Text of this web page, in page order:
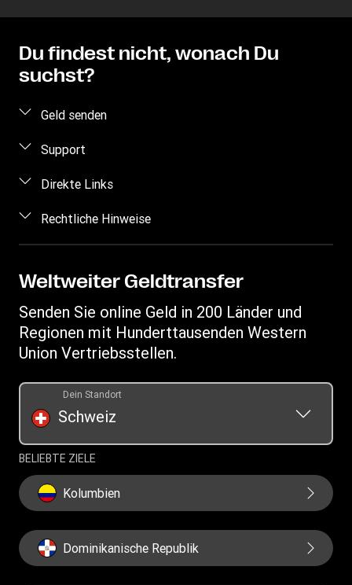
Du findest nicht, wonach Du
suchst?
Geld senden
Geld online senden
Geldtransfer nachverfolgen
Standorte finden
App herunterladen
Support
Häufig gestellte Fragen
Direkte Links
Einloggen/Registrieren
Vertriebspartner werden
Auflistung der Transaktionshistorie
Rechtliche Hinweise
Datenschutzerklärung
Informationen zu Cookies
Weltweiter Geldtransfer
Senden Sie online Geld in 200 Länder und
Regionen mit Hunderttausenden Western
Union Vertriebsstellen.
Schweiz
Dein Standort
BELIEBTE ZIELE
Kolumbien
Dominikanische Republik